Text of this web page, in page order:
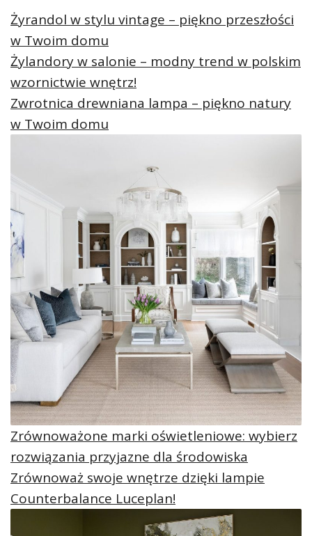
Żyrandol w stylu vintage – piękno przeszłości
w Twoim domu
Żylandory w salonie – modny trend w polskim
wzornictwie wnętrz!
Zwrotnica drewniana lampa – piękno natury
w Twoim domu
Zrównoważone marki oświetleniowe: wybierz
rozwiązania przyjazne dla środowiska
Zrównoważ swoje wnętrze dzięki lampie
Counterbalance Luceplan!